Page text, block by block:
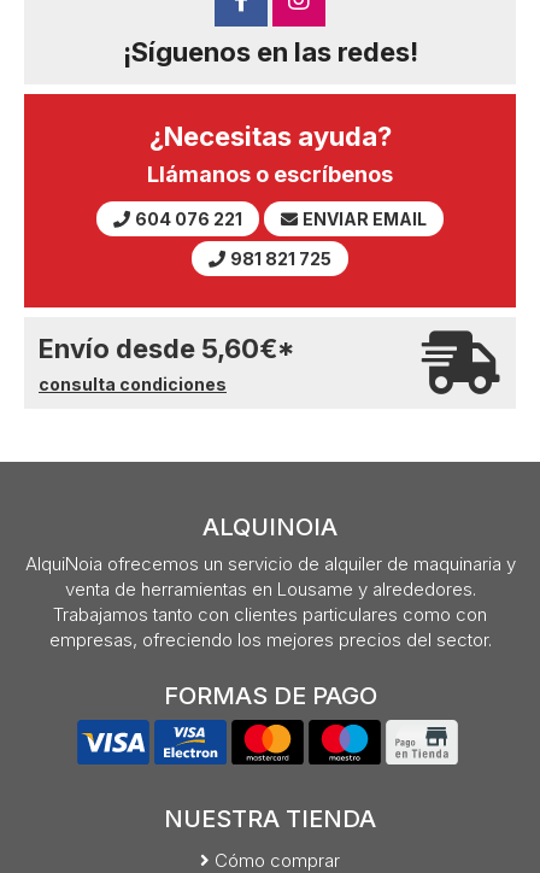
¡Síguenos en las redes!
¿Necesitas ayuda?
Llámanos o escríbenos
604 076 221
ENVIAR EMAIL
981 821 725
Envío desde 5,60€*
consulta condiciones
ALQUINOIA
AlquiNoia ofrecemos un servicio de alquiler de maquinaria y
venta de herramientas en Lousame y alrededores.
Trabajamos tanto con clientes particulares como con
empresas, ofreciendo los mejores precios del sector.
FORMAS DE PAGO
NUESTRA TIENDA
Cómo comprar